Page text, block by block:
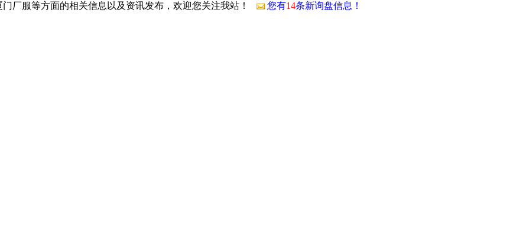
门厂服等方面的相关信息以及资讯发布，欢迎您关注我站！ 您有14条新询盘信息！